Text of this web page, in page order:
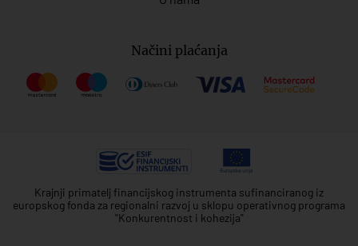
Načini plaćanja
Krajnji primatelj financijskog instrumenta sufinanciranog iz
europskog fonda za regionalni razvoj u sklopu operativnog programa
"Konkurentnost i kohezija"